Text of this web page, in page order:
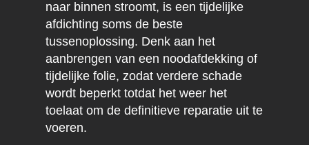
naar binnen stroomt, is een tijdelijke
afdichting soms de beste
tussenoplossing. Denk aan het
aanbrengen van een noodafdekking of
tijdelijke folie, zodat verdere schade
wordt beperkt totdat het weer het
toelaat om de definitieve reparatie uit te
voeren.